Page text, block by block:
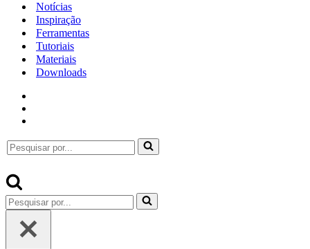
Notícias
Inspiração
Ferramentas
Tutoriais
Materiais
Downloads
Pesquisar
por...
Pesquisar
por...